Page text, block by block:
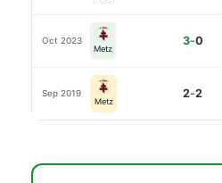
Oct 2023
Metz
3-0
Sep 2019
Metz
2-2